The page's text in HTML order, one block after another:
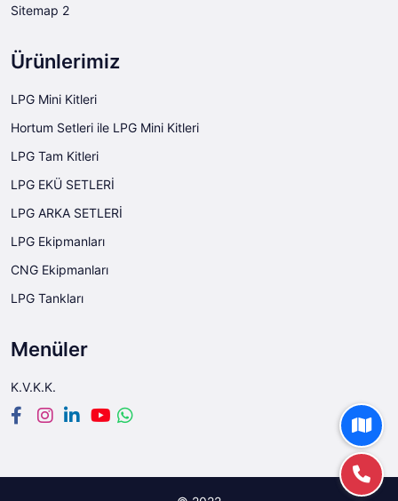
Sitemap 2
Ürünlerimiz
LPG Mini Kitleri
Hortum Setleri ile LPG Mini Kitleri
LPG Tam Kitleri
LPG EKÜ SETLERİ
LPG ARKA SETLERİ
LPG Ekipmanları
CNG Ekipmanları
LPG Tankları
Menüler
K.V.K.K.